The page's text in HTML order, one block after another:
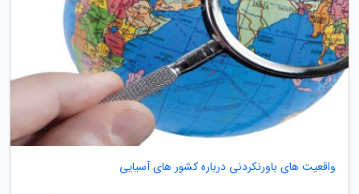
واقعیت های باورنکردنی درباره کشور های آسیایی